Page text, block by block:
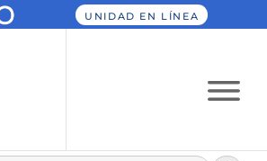
UNIDAD EN LÍNEA
Botón